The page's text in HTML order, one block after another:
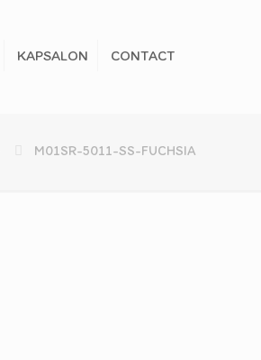
KAPSALON CONTACT
M01SR-5011-SS-FUCHSIA